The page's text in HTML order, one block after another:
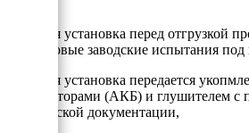
- Каждая установка перед отгрузкой
двухчасовые заводские испытания под
- Каждая установка передается
аккумулторами (АКБ) и глушителем
технической документации,